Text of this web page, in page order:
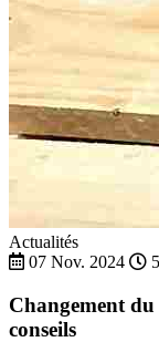
Actualités
07 Nov. 2024
Changement
conseils